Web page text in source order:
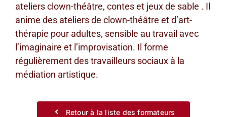
ateliers clown-théâtre, contes et jeux de sable . Il
anime des ateliers de clown-théâtre et d’art-
thérapie pour adultes, sensible au travail avec
l’imaginaire et l’improvisation. Il forme
régulièrement des travailleurs sociaux à la
médiation artistique.
Retour à la liste des formateurs